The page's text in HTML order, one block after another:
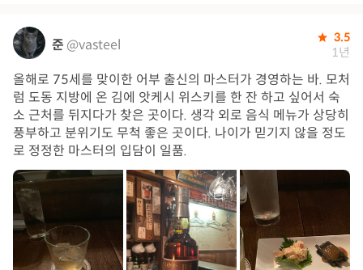
준 @vasteel 3.5
1년
올해로 75세를 맞이한 어부 출신의 마스터가 경영하는 바. 모처
럼 도동 지방에 온 김에 앗케시 위스키를 한 잔 하고 싶어서 숙
소 근처를 뒤지다가 찾은 곳이다. 생각 외로 음식 메뉴가 상당히
풍부하고 분위기도 무척 좋은 곳이다. 나이가 믿기지 않을 정도
로 정정한 마스터의 입담이 일품.